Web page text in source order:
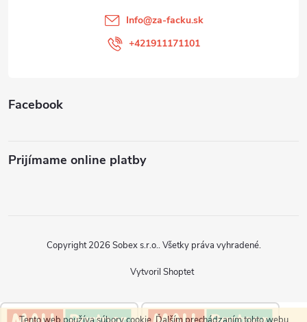
Facebook
Prijímame online platby
Info@za-facku.sk
+421911171101
Vytvoril Shoptet
Copyright 2026 Sobex s.r.o.. Všetky práva vyhradené.